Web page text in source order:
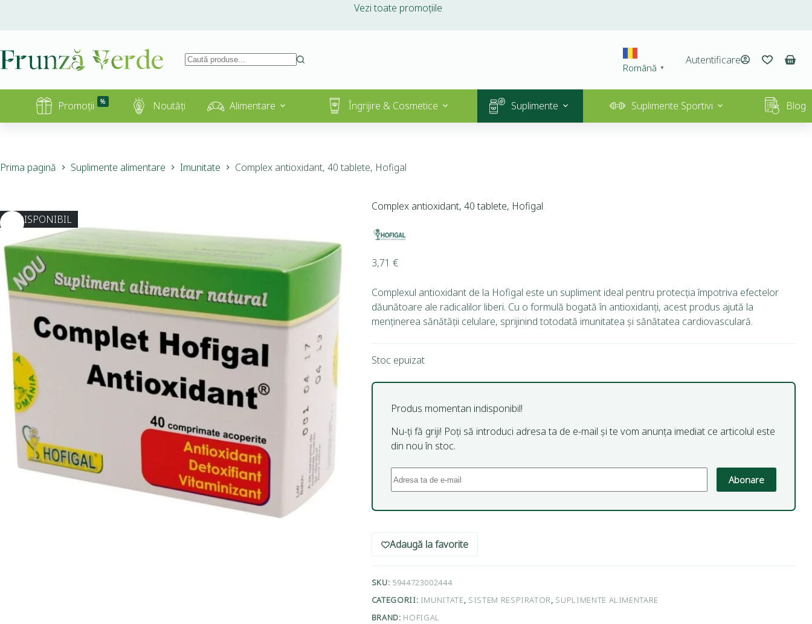
Vezi toate promoțiile
Română ▼
Autentificare
Promoții % Noutăți Alimentare Îngrijire & Cosmetice Suplimente Suplimente Sportivi Blog
Prima pagină Suplimente alimentare Imunitate Complex antioxidant, 40 tablete, Hofigal
INDISPONIBIL
Complex antioxidant, 40 tablete, Hofigal
3,71 €
Complexul antioxidant de la Hofigal este un supliment ideal pentru protecția împotriva efectelor
dăunătoare ale radicalilor liberi. Cu o formulă bogată în antioxidanți, acest produs ajută la
menținerea sănătății celulare, sprijinind totodată imunitatea și sănătatea cardiovasculară.
Stoc epuizat
Produs momentan indisponibil!
Nu-ți fă griji! Poți să introduci adresa ta de e-mail și te vom anunța imediat ce articolul este
din nou în stoc.
Abonare
Adaugă la favorite
SKU: 5944723002444
CATEGORII: IMUNITATE, SISTEM RESPIRATOR, SUPLIMENTE ALIMENTARE
BRAND: HOFIGAL